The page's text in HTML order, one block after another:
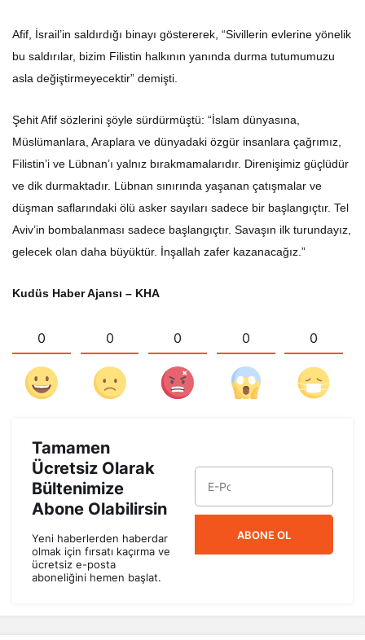
Afif, İsrail’in saldırdığı binayı göstererek, “Sivillerin evlerine yönelik
bu saldırılar, bizim Filistin halkının yanında durma tutumumuzu
asla değiştirmeyecektir” demişti.
Şehit Afif sözlerini şöyle sürdürmüştü: “İslam dünyasına,
Müslümanlara, Araplara ve dünyadaki özgür insanlara çağrımız,
Filistin’i ve Lübnan’ı yalnız bırakmamalarıdır. Direnişimiz güçlüdür
ve dik durmaktadır. Lübnan sınırında yaşanan çatışmalar ve
düşman saflarındaki ölü asker sayıları sadece bir başlangıçtır. Tel
Aviv’in bombalanması sadece başlangıçtır. Savaşın ilk turundayız,
gelecek olan daha büyüktür. İnşallah zafer kazanacağız.”
Kudüs Haber Ajansı – KHA
0 0 0 0 0
Tamamen
Ücretsiz Olarak
Bültenimize
Abone Olabilirsin
Yeni haberlerden haberdar
olmak için fırsatı kaçırma ve
ücretsiz e-posta
aboneliğini hemen başlat.
ABONE OL